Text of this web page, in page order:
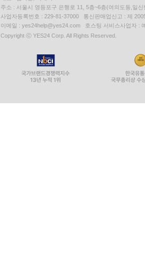
주소 : 서울시 영등포구 은행로 11, 5층~6층(여의도동,일신
사업자등록번호 : 229-81-37000 통신판매업신고 : 제
이메일 : yes24help@yes24.com 호스팅 서비스사업자 :
Copyright ⓒ YES24 Corp. All Rights Reserved.